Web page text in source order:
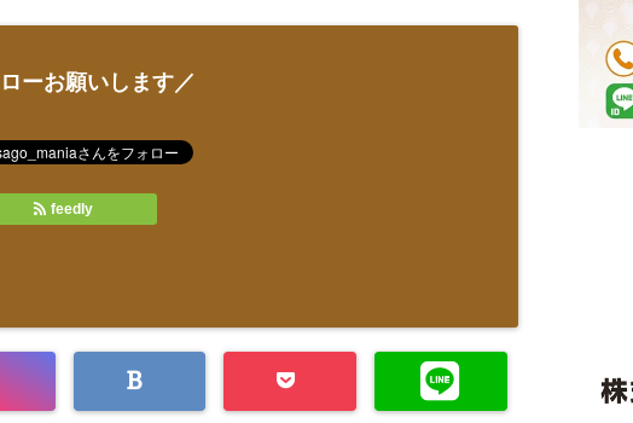
ーお願いします／
feedly